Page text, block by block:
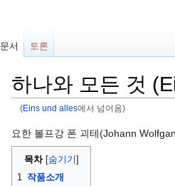
하나와 모든 것
(Eins und alles에서 넘어옴)
둘
러
기
검
색
러
요한 볼프강 폰 괴테(Johann
목차
1
작품소개
문서 토론